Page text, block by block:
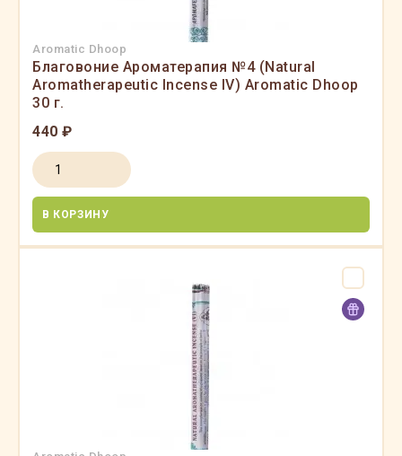
Aromatic Dhoop
Благовоние Ароматерапия №4 (Natural
Aromatherapeutic Incense IV) Aromatic Dhoop
30 г.
440 ₽
В КОРЗИНУ